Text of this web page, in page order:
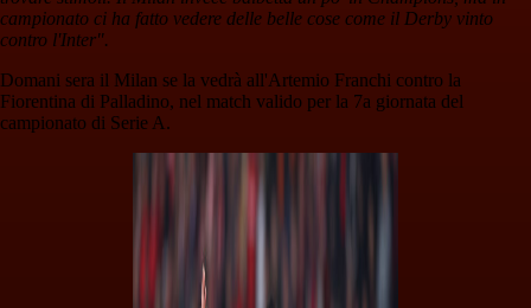
campionato ci ha fatto vedere delle belle cose come il Derby vinto
contro l'Inter".
Domani sera il Milan se la vedrà all'Artemio Franchi contro la
Fiorentina di Palladino, nel match valido per la 7a giornata del
campionato di Serie A.